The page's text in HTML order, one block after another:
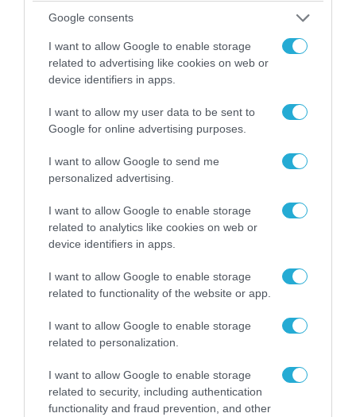
Google consents
I want to allow Google to enable storage
related to advertising like cookies on web or
device identifiers in apps.
I want to allow my user data to be sent to
Google for online advertising purposes.
I want to allow Google to send me
personalized advertising.
I want to allow Google to enable storage
related to analytics like cookies on web or
device identifiers in apps.
I want to allow Google to enable storage
related to functionality of the website or app.
I want to allow Google to enable storage
related to personalization.
I want to allow Google to enable storage
related to security, including authentication
functionality and fraud prevention, and other
«Η απόλυτη τραγωδία»: Η «αιχμηρή» ανάρτηση
του Αρκά για τα τατουάζ (φωτο)
Ο Γιάννης Αλαφούζος «τέλειωσε» τον
Κωνσταντίνο Ζούλα από τον ΣΚΑΪ – Ο λόγος της